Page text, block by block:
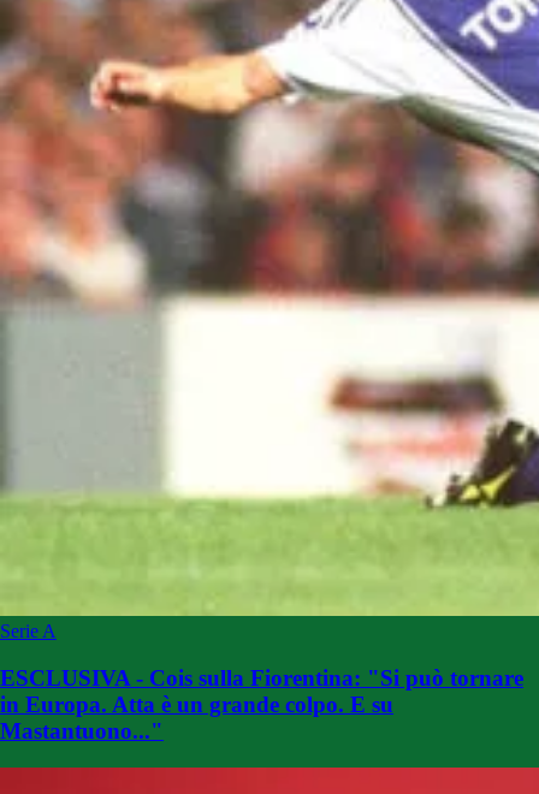
Serie A
ESCLUSIVA - Cois sulla Fiorentina: "Si può tornare
in Europa. Atta è un grande colpo. E su
Mastantuono..."